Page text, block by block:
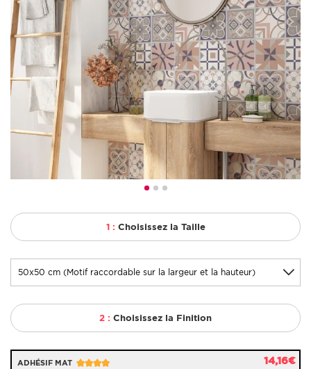
1 : Choisissez la Taille
2 : Choisissez la Finition
ADHÉSIF MAT 14,16€